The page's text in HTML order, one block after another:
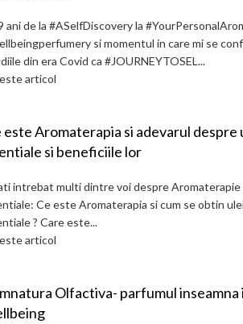
ani de la #ASelfDiscovery la
si momentul in care mi se
din era Covid ca #JOURNEYTOSEL...
articol
Aromaterapia si adevarul despre uleiurile
esentiale si beneficiile lor
intrebat multi dintre voi despre Aromaterapie
Ce este Aromaterapia si cum se obtin
? Care este...
articol
Olfactiva- parfumul inseamna